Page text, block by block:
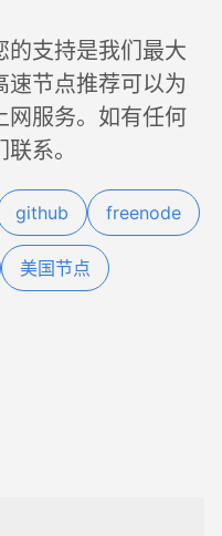
的支持是我们最大
节点推荐可以为
网服务。如有任何
系。
github freenode
美国节点